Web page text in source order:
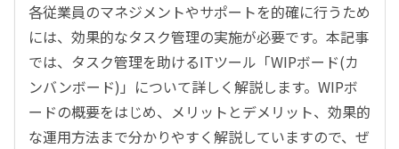
各従業員のマネジメントやサポートを的確に行うため
には、効果的なタスク管理の実施が必要です。本記事
では、タスク管理を助けるITツール「WIPボード(カ
ンバンボード)」について詳しく解説します。WIPボ
ードの概要をはじめ、メリットとデメリット、効果的
な運用方法まで分かりやすく解説していますので、ぜ